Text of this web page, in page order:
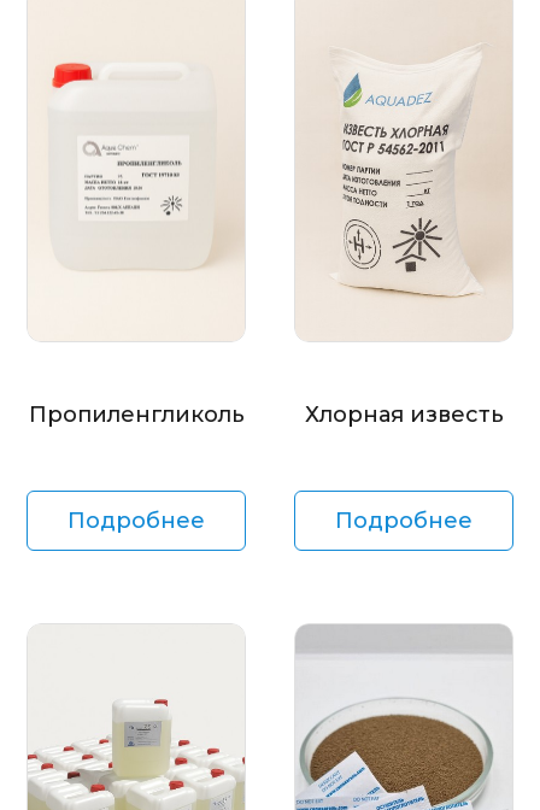
Пропиленгликоль
Подробнее
Хлорная известь
Подробнее